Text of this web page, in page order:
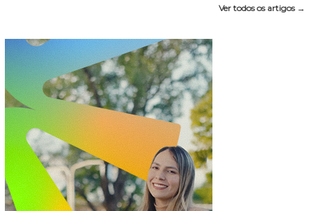
Ver todos os artigos →